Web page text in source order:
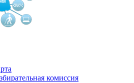
комиссия